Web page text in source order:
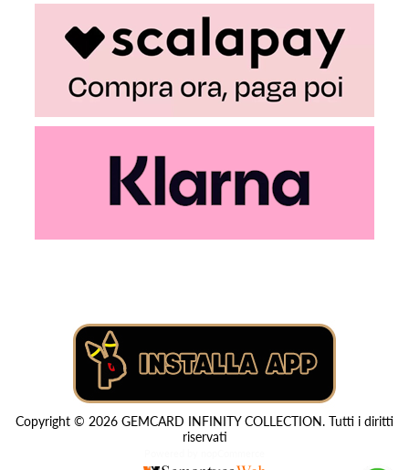
Copyright © 2026 GEMCARD INFINITY COLLECTION. Tutti i diritti
riservati